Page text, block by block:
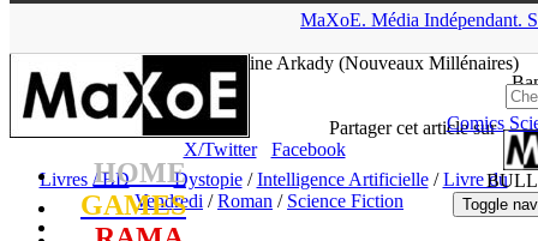
MaXoE. Média Indépendant.
HOME
GAMES
Comics
Toggle
dérange : Rose House de Martine Arkady (Nouveaux Millénaires)
Partager cet article sur
X/Twitter
Facebook
Livres / BD
Dystopie/Intelligence Artificielle/Livre du
Vendredi /Roman / Science Fiction